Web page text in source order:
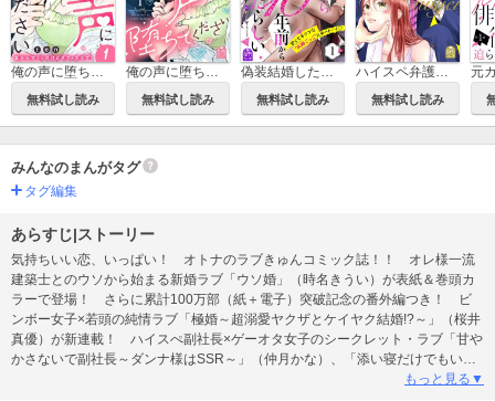
無料試し読み 無料試し読み 無料試し読み 無料試し読み
みんなのまんがタグ
タグ編集
あらすじ|ストーリー
気持ちいい恋、いっぱい！ オトナのラブきゅんコミック誌！！ オレ様一流
建築士とのウソから始まる新婚ラブ「ウソ婚」（時名きうい）が表紙＆巻頭カ
ラーで登場！ さらに累計100万部（紙＋電子）突破記念の番外編つき！ ビ
ンボー女子×若頭の純情ラブ「極婚～超溺愛ヤクザとケイヤク結婚!?～」（桜井
真優）が新連載！ ハイスぺ副社長×ゲーオタ女子のシークレット・ラブ「甘や
かさないで副社長～ダンナ様はSSR～」（仲月かな）、「添い寝だけでもいい
ですか？」（桐島りら）、「部長のにゃんこ」（ひさわゆみ）の最新話が掲
もっと見る▼